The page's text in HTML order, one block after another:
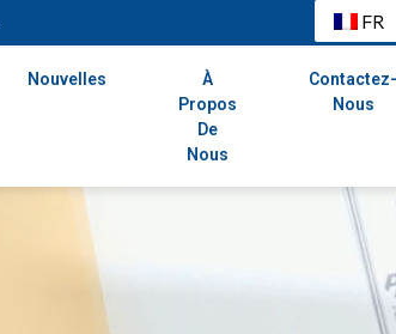
FR
Nouvelles
À
Propos
De
Nous
Nous